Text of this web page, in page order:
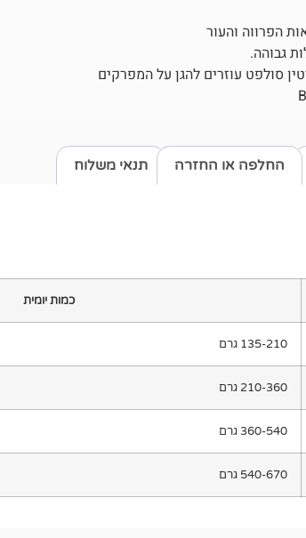
גבוהה.
סולפט עוזרים להגן על המפרקים
תנאי משלוח החלפה או החזרה
כמות יומית
135-210 גרם
210-360 גרם
360-540 גרם
540-670 גרם